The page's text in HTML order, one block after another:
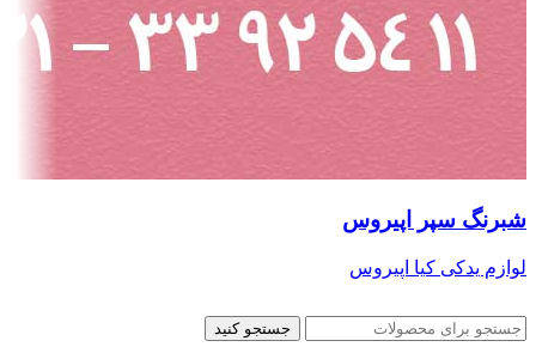
شبرنگ سپر اپیروس
لوازم یدکی کیا اپیروس
جستجو کنید